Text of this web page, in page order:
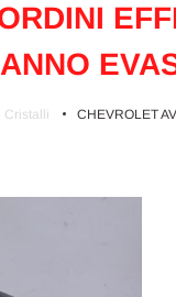
Cristalli CHEVROLET